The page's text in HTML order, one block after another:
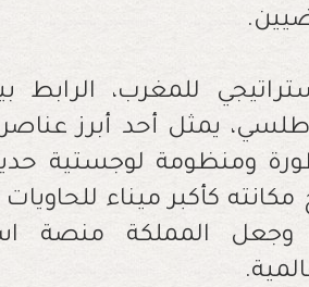
للمغرب، الرابط
يمثل أحد أبرز عناصر
ومنظومة لوجستية
كأكبر ميناء
المملكة منصة